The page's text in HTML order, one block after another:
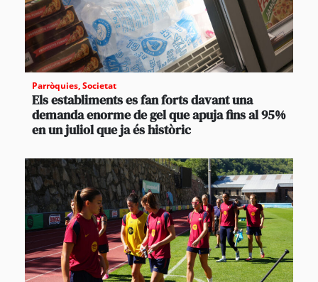
Parròquies,Societat
Els establiments es fan forts davant una
demanda enorme de gel que apuja fins al 95%
en un juliol que ja és històric